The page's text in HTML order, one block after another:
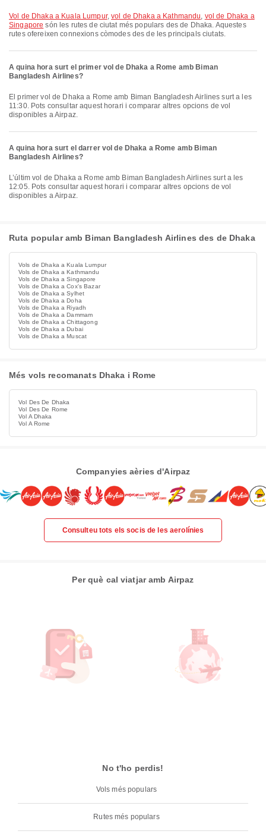
vol de Dhaka a Kuala Lumpur,vol de Dhaka a Kathmandu, vol de Dhaka a
Singapore són les rutes de ciutat més populars des de Dhaka. Aquestes
rutes ofereixen connexions còmodes des de les principals ciutats.
A quina hora surt el primer vol de Dhaka a Rome amb Biman
Bangladesh Airlines?
El primer vol de Dhaka a Rome amb Biman Bangladesh Airlines surt a les
11:30. Pots consultar aquest horari i comparar altres opcions de vol
disponibles a Airpaz.
A quina hora surt el darrer vol de Dhaka a Rome amb Biman
Bangladesh Airlines?
L’últim vol de Dhaka a Rome amb Biman Bangladesh Airlines surt a les
12:05. Pots consultar aquest horari i comparar altres opcions de vol
disponibles a Airpaz.
Ruta popular amb Biman Bangladesh Airlines des de Dhaka
Vols de Dhaka a Kuala Lumpur
Vols de Dhaka a Kathmandu
Vols de Dhaka a Singapore
Vols de Dhaka a Cox's Bazar
Vols de Dhaka a Sylhet
Vols de Dhaka a Doha
Vols de Dhaka a Riyadh
Vols de Dhaka a Dammam
Vols de Dhaka a Chittagong
Vols de Dhaka a Dubai
Vols de Dhaka a Muscat
Més vols recomanats Dhaka i Rome
Vol Des De Dhaka
Vol Des De Rome
Vol A Dhaka
Vol A Rome
Companyies aèries d'Airpaz
Consulteu tots els socis de les aerolínies
Per què cal viatjar amb Airpaz
No t'ho perdis!
Vols més populars
Rutes més populars